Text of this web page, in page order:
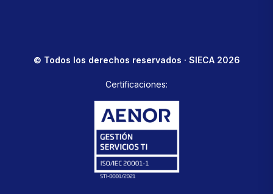
© Todos los derechos reservados · SIECA 2026
Certificaciones: